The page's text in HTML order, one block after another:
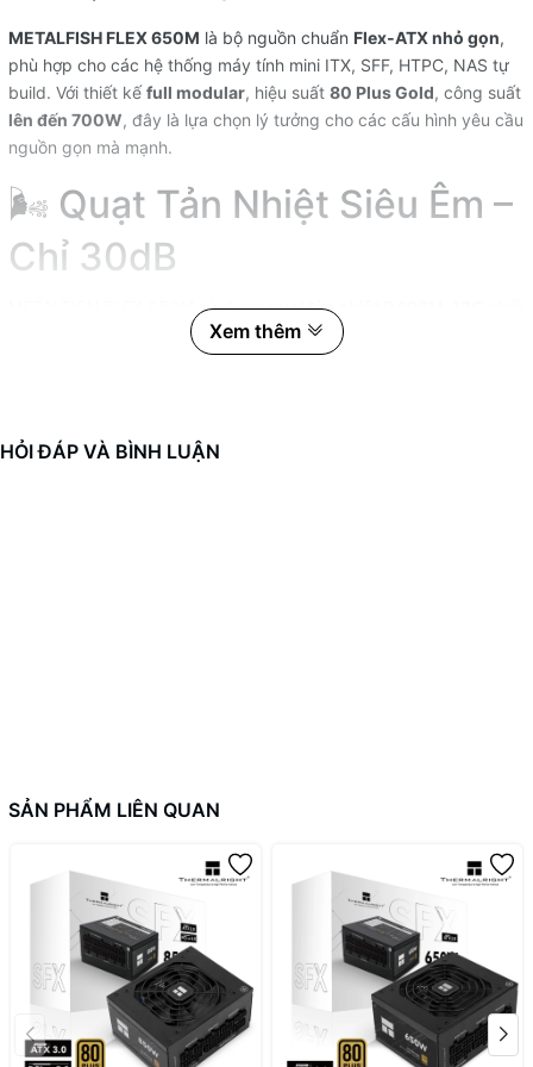
METALFISH FLEX 650M là bộ nguồn chuẩn Flex‑ATX nhỏ gọn,
phù hợp cho các hệ thống máy tính mini ITX, SFF, HTPC, NAS tự
build. Với thiết kếfull modular, hiệu suất 80 Plus Gold, công suất
lên đến 700W, đây là lựa chọn lý tưởng cho các cấu hình yêu cầu
nguồn gọn mà mạnh.
🌬️ Quạt Tản Nhiệt Siêu Êm –
Chỉ 30dB
METALFISH FLEX 650M sử dụngquạt tản nhiệt D40SM-12C
Yuelun (Taiwan), với tính năng:
Độ ồn thấp chỉ 30dB– tương đương tiếng thì thầm vào ban
Kiệm Điện
Nguồn METALFISH FLEX 650M đạt tiêu chuẩn80 Plus Gold EU,
đảm bảo hiệu suất chuyển đổi điện cao, giúp tiết kiệm năng lượng
và giảm sinh nhiệt:
Hiệu suất tối đalên tới92.7% tại 50% tải
Duy trì hiệu suất cao ở mọi mức tải:
Xem thêm
HỎI ĐÁP VÀ BÌNH LUẬN
SẢN PHẨM LIÊN QUAN